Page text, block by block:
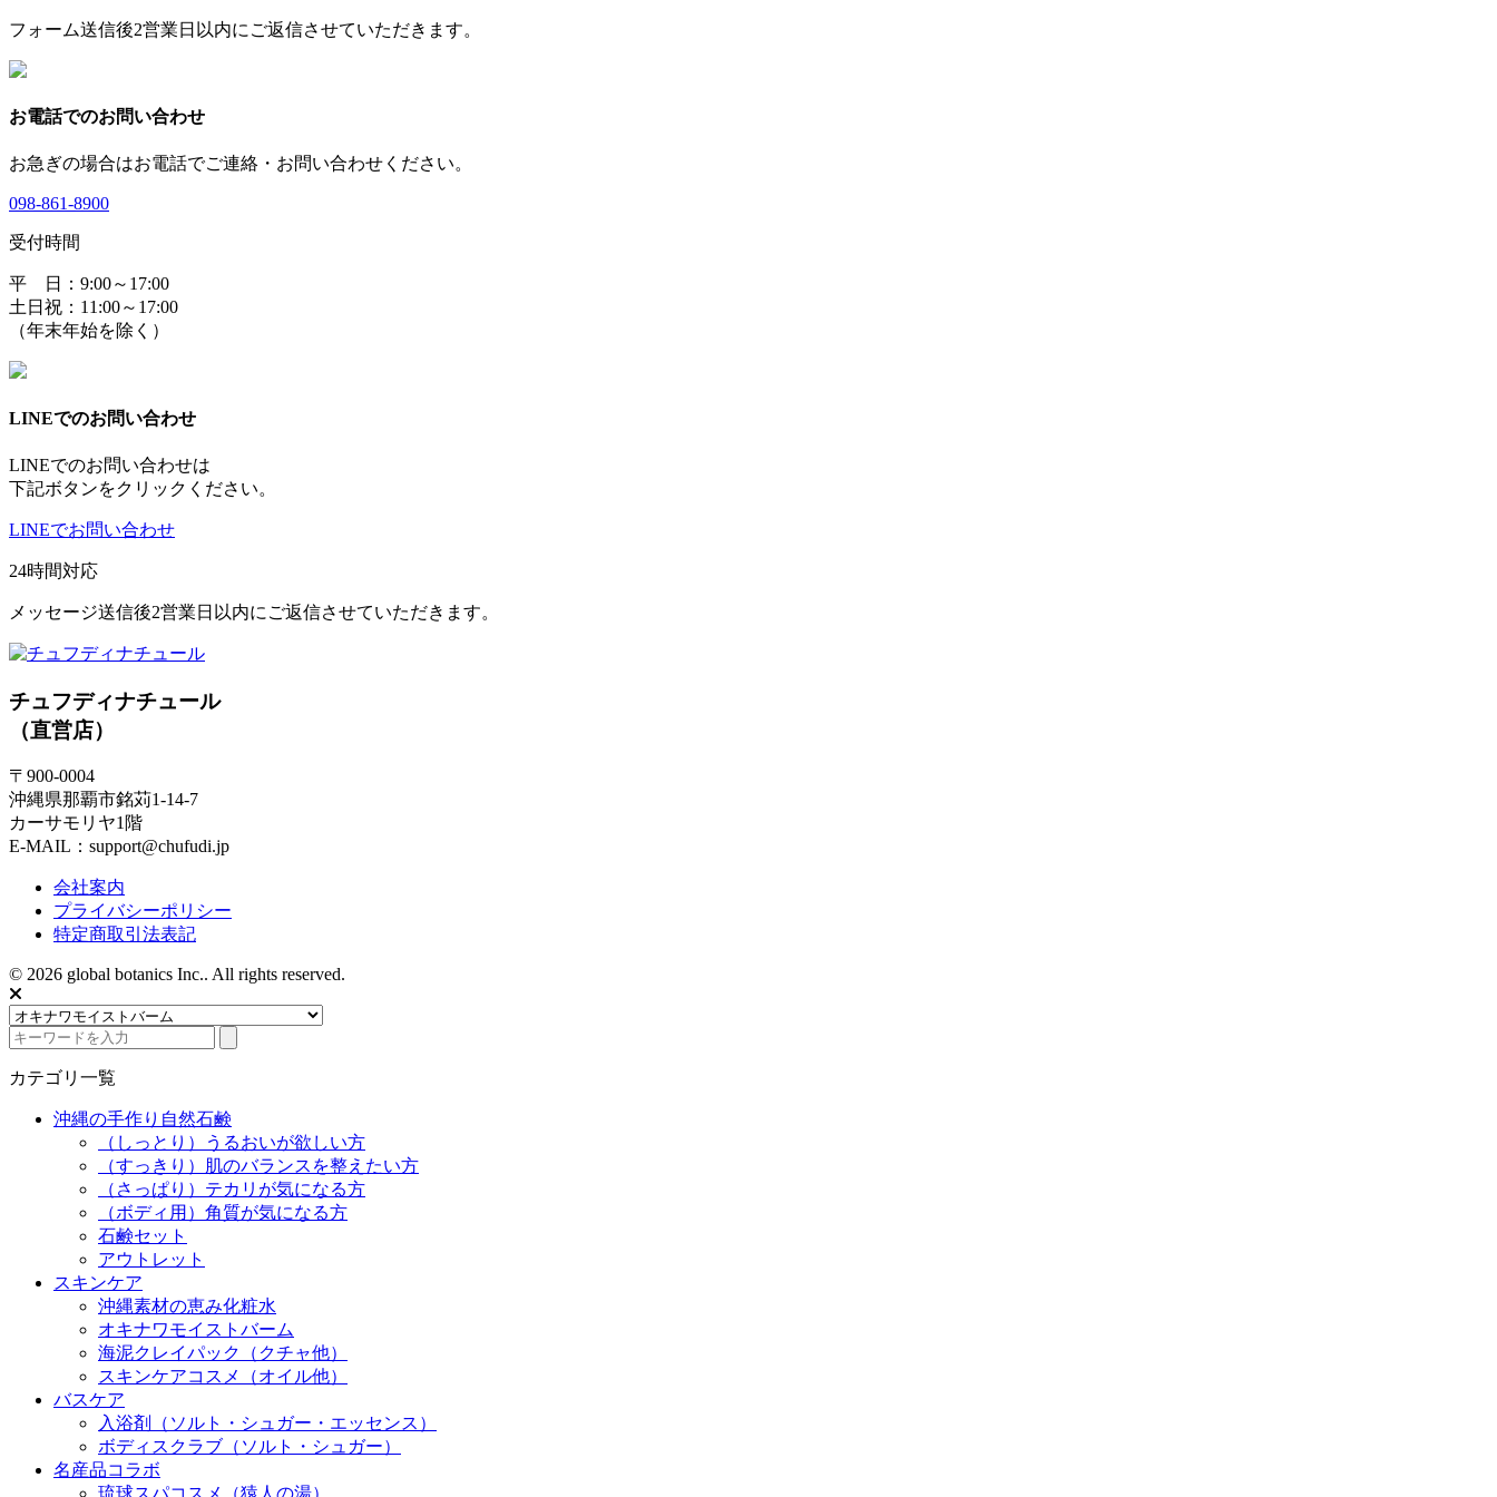
フォーム送信後2営業日以内にご返信させていただきます。
お電話でのお問い合わせ
お急ぎの場合はお電話でご連絡・お問い合わせください。
098-861-8900
受付時間
平 日：9:00～17:00
土日祝：11:00～17:00
（年末年始を除く）
LINEでのお問い合わせ
LINEでのお問い合わせは
下記ボタンをクリックください。
LINEでお問い合わせ
24時間対応
メッセージ送信後2営業日以内にご返信させていただきます。
チュフディナチュール
（直営店）
〒900-0004
沖縄県那覇市銘苅1-14-7
カーサモリヤ1階
E-MAIL：support@chufudi.jp
会社案内
プライバシーポリシー
特定商取引法表記
© 2026 global botanics Inc.. All rights reserved.
カテゴリ一覧
沖縄の手作り自然石鹸
（しっとり）うるおいが欲しい方
（すっきり）肌のバランスを整えたい方
（さっぱり）テカリが気になる方
（ボディ用）角質が気になる方
石鹸セット
アウトレット
スキンケア
沖縄素材の恵み化粧水
オキナワモイストバーム
海泥クレイパック（クチャ他）
スキンケアコスメ（オイル他）
バスケア
入浴剤（ソルト・シュガー・エッセンス）
ボディスクラブ（ソルト・シュガー）
名産品コラボ